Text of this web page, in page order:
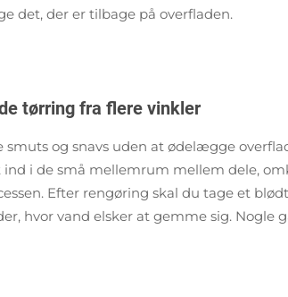
det, der er tilbage på overfladen.
tørring fra flere vinkler
og snavs uden at ødelægge
i de små mellemrum mellem dele,
Efter rengøring skal du tage et blødt
hvor vand elsker at gemme sig. Nogle